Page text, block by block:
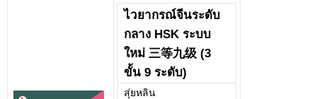
ไวยากรณ์จีนระดับ
กลาง HSK ระบบ
ใหม่ 三等九级 (3
ขั้น 9 ระดับ)
สุ่ยหลิน